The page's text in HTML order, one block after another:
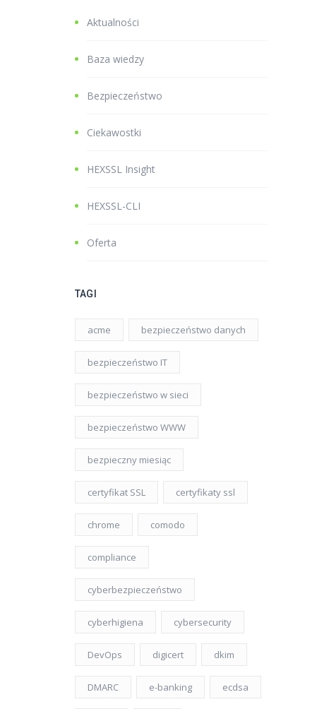
Aktualności
Baza wiedzy
Bezpieczeństwo
Ciekawostki
HEXSSL Insight
HEXSSL-CLI
Oferta
TAGI
acme bezpieczeństwo danych
bezpieczeństwo IT
bezpieczeństwo w sieci
bezpieczeństwo WWW
bezpieczny miesiąc
certyfikat SSL certyfikaty ssl
chrome comodo
compliance
cyberbezpieczeństwo
cyberhigiena cybersecurity
DevOps digicert dkim
DMARC e-banking ecdsa